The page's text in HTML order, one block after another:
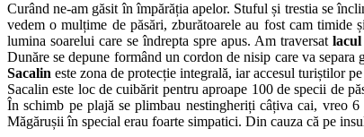
Curând ne-am găsit în împărăția apelor. Stuful și trestia se
vedem o mulțime de păsări, zburătoarele au fost cam timide
lumina soarelui care se îndrepta spre apus. Am traversatlacul
Dunăre se depune formând un cordon de nisip care va
Sacalin este zona de protecție integrală, iar accesul turiștilor
Sacalin este loc de cuibărit pentru aproape 100 de specii de
În schimb pe plajă se plimbau nestingheriți câțiva cai, vreo
Măgărușii în special erau foarte simpatici. Din cauza că pe